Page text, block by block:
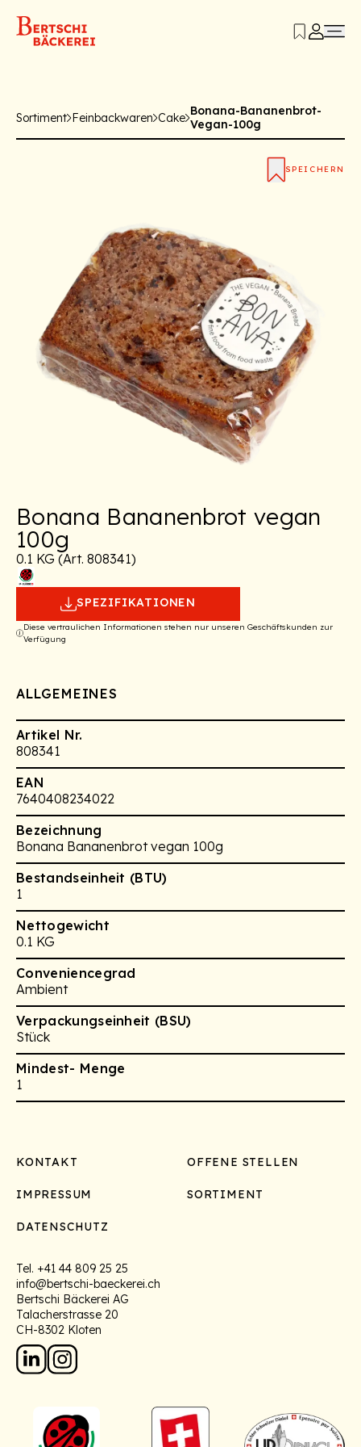
Sortiment Feinbackwaren Cake Bonana-Bananenbrot-
Vegan-100g
SPEICHERN
Bonana Bananenbrot vegan
100g
0.1 KG (Art. 808341)
SPEZIFIKATIONEN
Diese vertraulichen Informationen stehen nur unseren Geschäftskunden zur
Verfügung
ALLGEMEINES
Artikel Nr.
808341
EAN
7640408234022
Bezeichnung
Bonana Bananenbrot vegan 100g
Bestandseinheit (BTU)
1
Nettogewicht
0.1 KG
Conveniencegrad
Ambient
Verpackungseinheit (BSU)
Stück
Mindest- Menge
1
Footer
KONTAKT OFFENE STELLEN
IMPRESSUM SORTIMENT
DATENSCHUTZ
Tel. +41 44 809 25 25
info@bertschi-baeckerei.ch
Bertschi Bäckerei AG
Talacherstrasse 20
CH-8302 Kloten